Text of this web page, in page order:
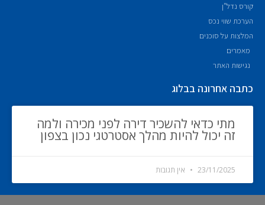
קורס נדל"ן
הערכת שווי נכס
המלצות על סוכנים
מאמרים
נגישות האתר
כתבה אחרונה בבלוג
מתי כדאי להשכיר דירה לפני מכירה ולמה
זה יכול להיות מהלך אסטרטגי נכון בצפון
23/11/2025 אין תגובות